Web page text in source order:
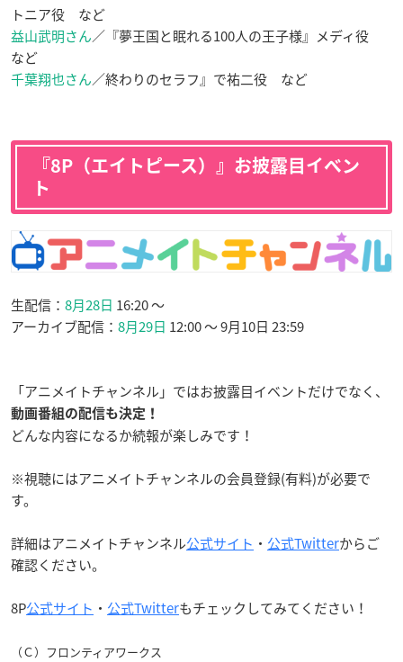
トニア役 など
益山武明さん／『夢王国と眠れる100人の王子様』メディ役
など
千葉翔也さん／終わりのセラフ』で祐二役 など
『8P（エイトピース）』お披露目イベン
ト
生配信： 8月28日 16:20 ～
アーカイブ配信： 8月29日 12:00 ～ 9月10日 23:59
「アニメイトチャンネル」ではお披露目イベントだけでなく、
動画番組の配信も決定！
どんな内容になるか続報が楽しみです！
※視聴にはアニメイトチャンネルの会員登録(有料)が必要で
す。
詳細はアニメイトチャンネル公式サイト ・ 公式Twitterからご
確認ください。
8P公式サイト ・ 公式Twitterもチェックしてみてください！
（Ｃ）フロンティアワークス